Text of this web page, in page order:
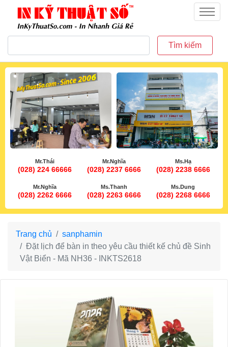
inkythuatso.com
Menu
Tìm kiếm
Mr.Thái
(028) 224 66666
Mr.Nghĩa
(028) 2237 6666
Ms.Hạ
(028) 2238 6666
Mr.Nghĩa
(028) 2262 6666
Ms.Thanh
(028) 2263 6666
Ms.Dung
(028) 2268 6666
Trang chủ
sanphamin
Đặt lịch để bàn in theo yêu cầu thiết kế chủ đề Sinh
Vật Biển - Mã NH36 - INKTS2618